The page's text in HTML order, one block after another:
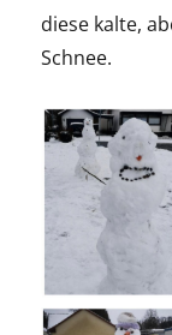
diese kalte,
Schnee.